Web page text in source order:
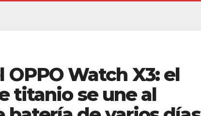
Watch X3: el
titanio se une al